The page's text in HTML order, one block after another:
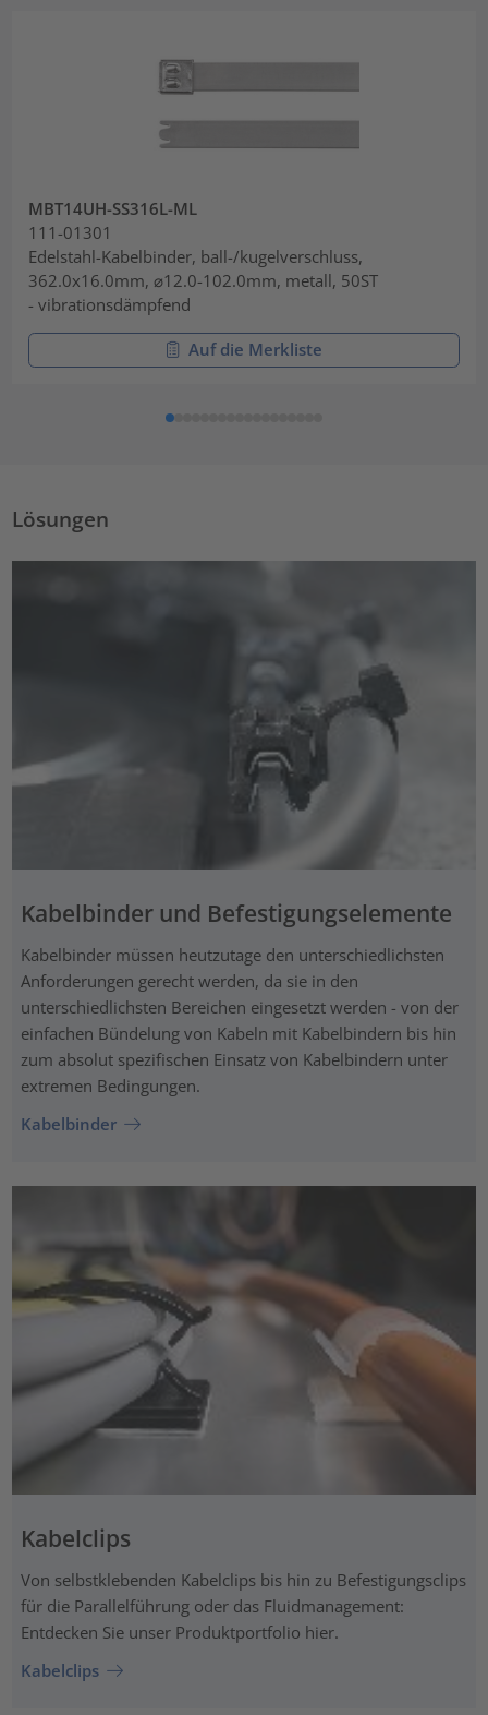
MBT14UH-SS316L-ML
111-01301
Edelstahl-Kabelbinder, ball-/kugelverschluss,
362.0x16.0mm, ⌀12.0-102.0mm, metall, 50ST
- vibrationsdämpfend
Auf die Merkliste
Lösungen
Kabelbinder und Befestigungselemente
Kabelbinder müssen heutzutage den unterschiedlichsten
Anforderungen gerecht werden, da sie in den
unterschiedlichsten Bereichen eingesetzt werden - von der
einfachen Bündelung von Kabeln mit Kabelbindern bis hin
zum absolut spezifischen Einsatz von Kabelbindern unter
extremen Bedingungen.
Kabelbinder
Kabelclips
Von selbstklebenden Kabelclips bis hin zu Befestigungsclips
für die Parallelführung oder das Fluidmanagement:
Entdecken Sie unser Produktportfolio hier.
Kabelclips